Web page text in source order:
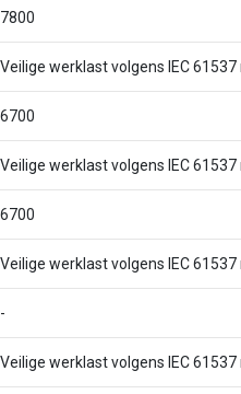
7800
Veilige werklast volgens IEC
6700
Veilige werklast volgens IEC
6700
Veilige werklast volgens IEC
-
Veilige werklast volgens IEC